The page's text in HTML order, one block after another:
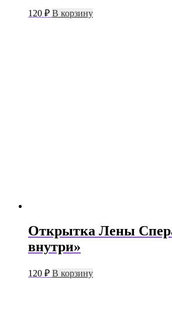
120 ₽ В корзину
Открытка Лены
внутри»
120 ₽ В корзину